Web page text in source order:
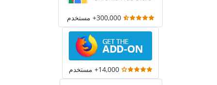
300,000+ مستخدم
14,000+ مستخدم